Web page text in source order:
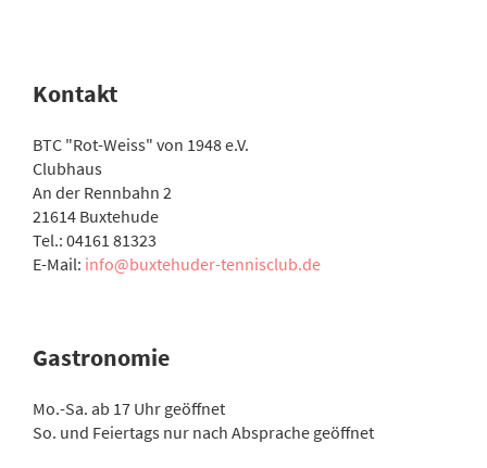
Kontakt
BTC "Rot-Weiss" von 1948 e.V.
Clubhaus
An der Rennbahn 2
21614 Buxtehude
Tel.: 04161 81323
E-Mail: info@buxtehuder-tennisclub.de
Gastronomie
Mo.-Sa. ab 17 Uhr geöffnet
So. und Feiertags nur nach Absprache geöffnet